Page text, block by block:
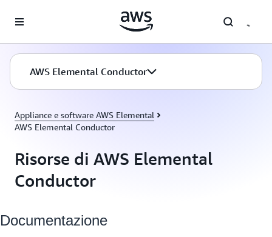
AWS Elemental Conductor
Appliance e software AWS Elemental
AWS Elemental Conductor
Risorse di AWS Elemental
Conductor
Documentazione